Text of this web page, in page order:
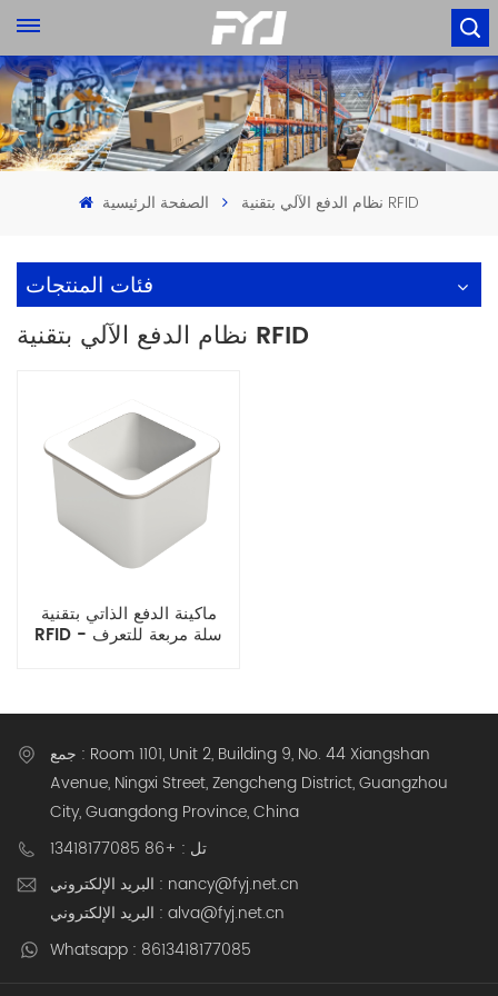
الصفحة الرئيسية نظام الدفع الآلي بتقنية RFID
فئات المنتجات
نظام الدفع الآلي بتقنية RFID
ماكينة الدفع الذاتي بتقنية
RFID - سلة مربعة للتعرف
جمع : Room 1101, Unit 2, Building 9, No. 44 Xiangshan
Avenue, Ningxi Street, Zengcheng District, Guangzhou
City, Guangdong Province, China
تل : +86 13418177085
البريد الإلكتروني : nancy@fyj.net.cn
البريد الإلكتروني : alva@fyj.net.cn
Whatsapp : 8613418177085